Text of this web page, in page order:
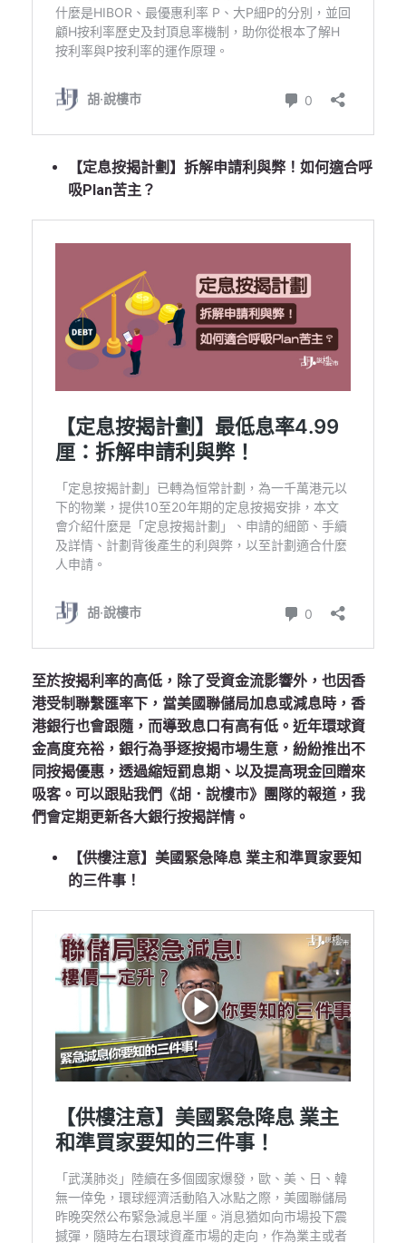
【定息按揭計劃】拆解申請利與弊！如何適合呼
吸Plan苦主？
至於按揭利率的高低，除了受資金流影響外，也因香
港受制聯繫匯率下，當美國聯儲局加息或減息時，香
港銀行也會跟隨，而導致息口有高有低。近年環球資
金高度充裕，銀行為爭逐按揭市場生意，紛紛推出不
同按揭優惠，透過縮短罰息期、以及提高現金回贈來
吸客。可以跟貼我們《胡．說樓市》團隊的報道，我
們會定期更新各大銀行按揭詳情。
【供樓注意】美國緊急降息 業主和準買家要知
的三件事！